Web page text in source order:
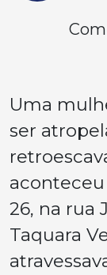
Uma
ser
26, na rua
Taquara